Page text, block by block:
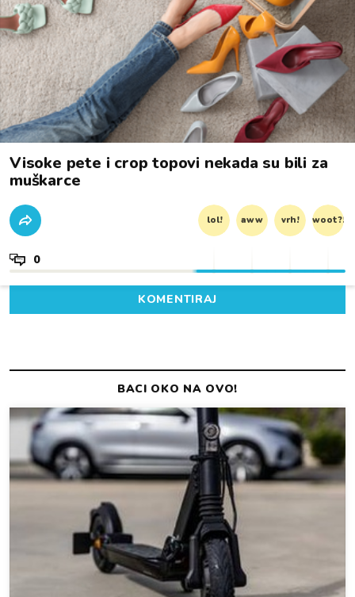
Visoke pete i crop topovi nekada su bili za
muškarce
lol! aww vrh! woot?!
0
KOMENTIRAJ